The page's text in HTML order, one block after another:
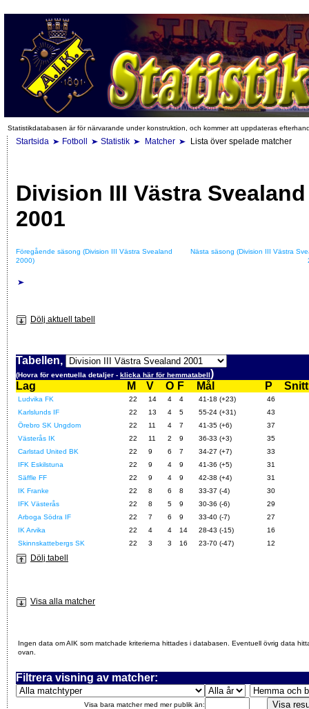
Statistikdatabasen är för närvarande under konstruktion, och kommer att uppdateras
Startsida Fotboll Statistik Matcher Lista över spelade matcher
Division III Västra Svealand
2001
Föregående säsong (Division III Västra Svealand
2000)
Nästa säsong (Division III Västra
Dölj aktuell tabell
Tabellen,
(Hovra för eventuella detaljer - klicka här för hemmatabell)
Lag
M V O F Mål P Snitt
Ludvika FK 22 14 4 4 41-18 (+23)
46
Karlslunds IF
22 13 4 5 55-24 (+31)
43
Örebro SK Ungdom
22 11 4 7 41-35 (+6)
37
Västerås IK
22 11 2 9 36-33 (+3)
35
Carlstad United BK
22 9 6 7 34-27 (+7)
33
IFK Eskilstuna
22 9 4 9 41-36 (+5)
31
Säffle FF
22 9 4 9 42-38 (+4)
31
IK Franke
22 8 6 8 33-37 (-4)
30
IFK Västerås
22 8 5 9 30-36 (-6)
29
Arboga Södra IF
22 7 6 9 33-40 (-7)
27
IK Arvika
22 4 4 14 28-43 (-15)
16
Skinnskattebergs SK
22 3 3 16 23-70 (-47) 12
Dölj tabell
Visa alla matcher
Ingen data om AIK som matchade kriterierna hittades i databasen. Eventuell övrig data
ovan.
Filtrera visning av matcher:
Visa bara matcher med mer publik än: